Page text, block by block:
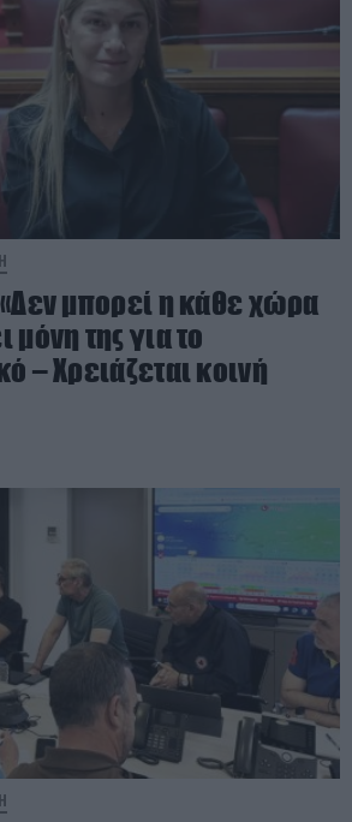
μπορεί η κάθε χώρα
της για το
– Χρειάζεται κοινή